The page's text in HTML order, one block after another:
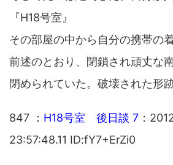
『H18号室』
その部屋の中から自分の携帯の
前述のとおり、閉鎖され頑丈な
閉められていた。破壊された形跡
847 ： H18号室 後日談 7 ：
23:57:48.11 ID:fY7+ErZi0